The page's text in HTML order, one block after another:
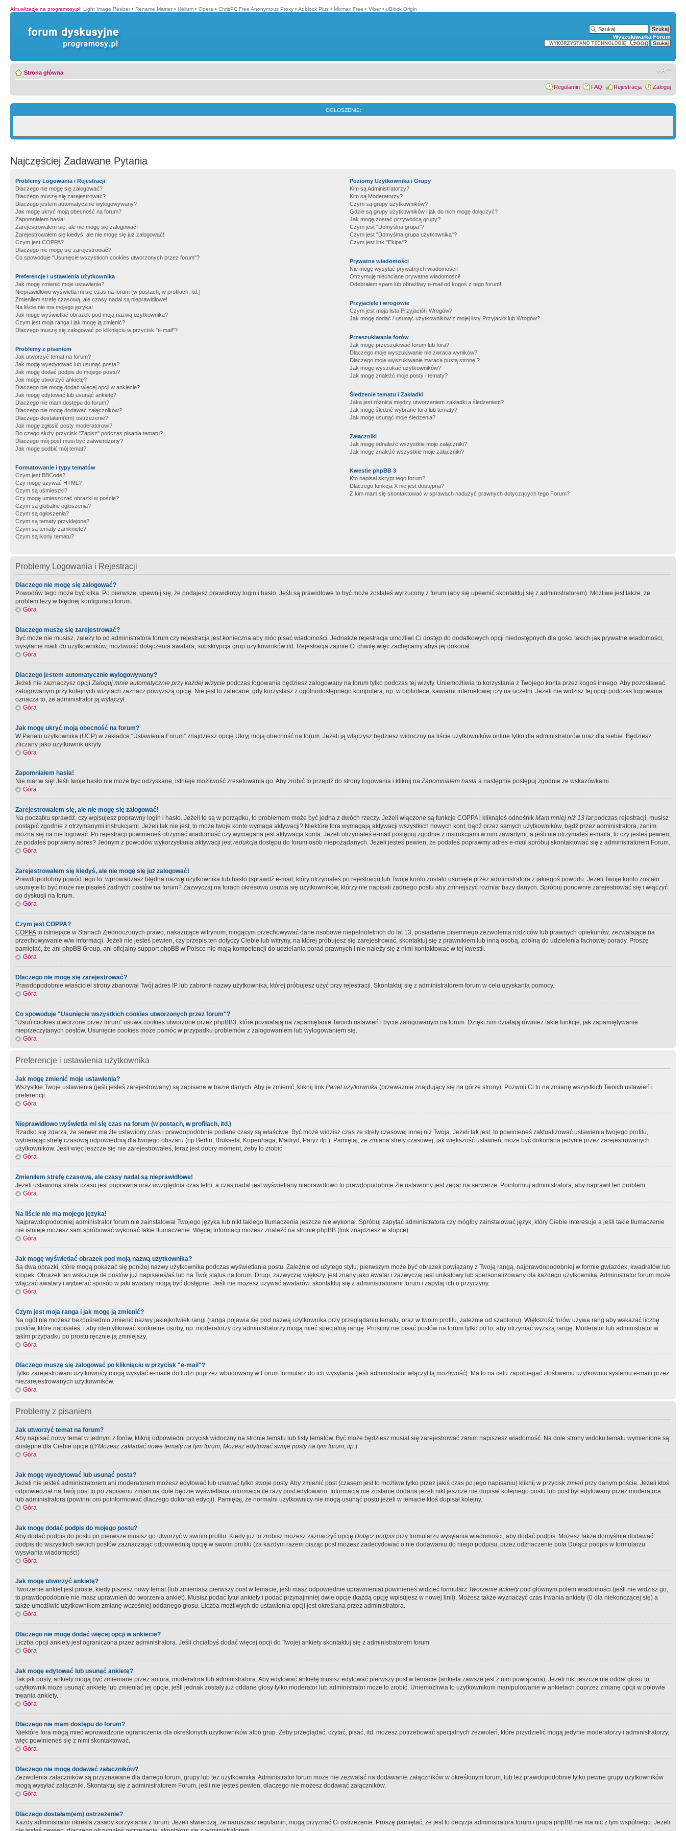
Aktualizacje na programosy.pl: Light Image Resizer • Rename Master • Helium • Opera • ChrisPC Free Anonymous Proxy • Adblock Plus • Mixmax Free • Viber • uBlock Origin
Wyszukiwarka Forum
Strona główna
Regulamin FAQ Rejestracja Zaloguj
OGŁOSZENIE:
Najczęściej Zadawane Pytania
Problemy Logowania i Rejestracji
Dlaczego nie mogę się zalogować?
Dlaczego muszę się zarejestrować?
Dlaczego jestem automatycznie wylogowywany?
Jak mogę ukryć moją obecność na forum?
Zapomniałem hasła!
Zarejestrowałem się, ale nie mogę się zalogować!
Zarejestrowałem się kiedyś, ale nie mogę się już zalogować!
Czym jest COPPA?
Dlaczego nie mogę się zarejestrować?
Co spowoduje "Usunięcie wszystkich cookies utworzonych przez forum"?
Preferencje i ustawienia użytkownika
Jak mogę zmienić moje ustawienia?
Nieprawidłowo wyświetla mi się czas na forum (w postach, w profilach, itd.)
Zmieniłem strefę czasową, ale czasy nadal są nieprawidłowe!
Na liście nie ma mojego języka!
Jak mogę wyświetlać obrazek pod moją nazwą użytkownika?
Czym jest moja ranga i jak mogę ją zmienić?
Dlaczego muszę się zalogować po kliknięciu w przycisk "e-mail"?
Problemy z pisaniem
Jak utworzyć temat na forum?
Jak mogę wyedytować lub usunąć posta?
Jak mogę dodać podpis do mojego postu?
Jak mogę utworzyć ankietę?
Dlaczego nie mogę dodać więcej opcji w ankiecie?
Jak mogę edytować lub usunąć ankietę?
Dlaczego nie mam dostępu do forum?
Dlaczego nie mogę dodawać załączników?
Dlaczego dostałam(em) ostrzeżenie?
Jak mogę zgłosić posty moderatorowi?
Do czego służy przycisk "Zapisz" podczas pisania tematu?
Dlaczego mój post musi być zatwierdzony?
Jak mogę podbić mój temat?
Formatowanie i typy tematów
Czym jest BBCode?
Czy mogę używać HTML?
Czym są uśmieszki?
Czy mogę umieszczać obrazki w poście?
Czym są globalne ogłoszenia?
Czym są ogłoszenia?
Czym są tematy przyklejone?
Czym są tematy zamknięte?
Czym są ikony tematu?
Poziomy Użytkownika i Grupy
Kim są Administratorzy?
Kim są Moderatorzy?
Czym są grupy użytkowników?
Gdzie są grupy użytkowników i jak do nich mogę dołączyć?
Jak mogę zostać przywódcą grupy?
Czym jest "Domyślna grupa"?
Czym jest "Domyślna grupa użytkownika"?
Czym jest link "Ekipa"?
Prywatne wiadomości
Nie mogę wysyłać prywatnych wiadomości!
Otrzymuję niechciane prywatne wiadomości!
Odebrałem spam lub obraźliwy e-mail od kogoś z tego forum!
Przyjaciele i wrogowie
Czym jest moja lista Przyjaciół i Wrogów?
Jak mogę dodać / usunąć użytkowników z mojej listy Przyjaciół lub Wrogów?
Przeszukiwanie forów
Jak mogę przeszukiwać forum lub fora?
Dlaczego moje wyszukiwanie nie zwraca wyników?
Dlaczego moje wyszukiwanie zwraca pustą stronę!?
Jak mogę wyszukać użytkowników?
Jak mogę znaleźć moje posty i tematy?
Śledzenie tematu i Zakładki
Jaka jest różnica między utworzeniem zakładki a śledzeniem?
Jak mogę śledzić wybrane fora lub tematy?
Jak mogę usunąć moje śledzenia?
Załączniki
Jak mogę odnaleźć wszystkie moje załączniki?
Jak mogę znaleźć wszystkie moje załączniki?
Kwestie phpBB 3
Kto napisał skrypt tego forum?
Dlaczego funkcja X nie jest dostępna?
Z kim mam się skontaktować w sprawach nadużyć prawnych dotyczących tego Forum?
Problemy Logowania i Rejestracji
Dlaczego nie mogę się zalogować?
Powodów tego może być kilka. Po pierwsze, upewnij się, że podajesz prawidłowy login i hasło. Jeśli są prawidłowe to być może zostałeś wyrzucony z forum (aby się upewnić skontaktuj się z administratorem). Możliwe jest także, że
problem leży w błędnej konfiguracji forum.
Góra
Dlaczego muszę się zarejestrować?
Być może nie musisz, zależy to od administratora forum czy rejestracja jest konieczna aby móc pisać wiadomości. Jednakże rejestracja umożliwi Ci dostęp do dodatkowych opcji niedostępnych dla gości takich jak prywatne wiadomości,
wysyłanie maili do użytkowników, możliwość dołączenia awatara, subskrypcja grup użytkowników itd. Rejestracja zajmie Ci chwilę więc zachęcamy abyś jej dokonał.
Góra
Dlaczego jestem automatycznie wylogowywany?
Jeżeli nie zaznaczysz opcjiZaloguj mnie automatycznie przy każdej wizycie podczas logowania będziesz zalogowany na forum tylko podczas tej wizyty. Uniemożliwia to korzystania z Twojego konta przez kogoś innego. Aby pozostawać
zalogowanym przy kolejnych wizytach zaznacz powyższą opcję. Nie jest to zalecane, gdy korzystasz z ogólnodostępnego komputera, np. w bibliotece, kawiarni internetowej czy na uczelni. Jeżeli nie widzisz tej opcji podczas logowania
oznacza to, że administrator ją wyłączył.
Góra
Jak mogę ukryć moją obecność na forum?
W Panelu użytkownika (UCP) w zakładce “Ustawienia Forum” znajdziesz opcję Ukryj moją obecność na forum. Jeżeli ją włączysz będziesz widoczny na liście użytkowników online tylko dla administratorów oraz dla siebie. Będziesz
zliczany jako użytkownik ukryty.
Góra
Zapomniałem hasła!
Nie martw się! Jeśli twoje hasło nie może byc odzyskane, istnieje możliwość zresetowania go. Aby zrobić to przejdź do strony logowania i kliknij naZapomniałem hasła a następnie postępuj zgodnie ze wskazówkami.
Góra
Zarejestrowałem się, ale nie mogę się zalogować!
Na początku sprawdź, czy wpisujesz poprawny login i hasło. Jeżeli te są w porządku, to problemem może być jedna z dwóch rzeczy. Jeżeli włączone są funkcje COPPA i kliknąłeś odnośnik Mam mniej niż 13 latpodczas rejestracji, musisz
postąpić zgodnie z otrzymanymi instrukcjami. Jeżeli tak nie jest, to może twoje konto wymaga aktywacji? Niektóre fora wymagają aktywacji wszystkich nowych kont, bądź przez samych użytkowników, bądź przez administratora, zanim
można się na nie logować. Po rejestracji powinieneś otrzymać wiadomość czy wymagana jest aktywacja konta. Jeżeli otrzymałeś e-mail postępuj zgodnie z instrukcjami w nim zawartymi, a jeśli nie otrzymałeś e-maila, to czy jesteś pewien,
że podałeś poprawny adres? Jednym z powodów wykorzystania aktywacji jestredukcja dostępu do forum osób niepożądanych. Jeżeli jesteś pewien, że podałeś poprawmy adres e-mail spróbuj skontaktować się z administratorem Forum.
Góra
Zarejestrowałem się kiedyś, ale nie mogę się już zalogować!
Prawdopodobny powód tego to: wprowadzasz błędna nazwę użytkownika lub hasło (sprawdź e-mail, który otrzymałeś po rejestracji) lub Twoje konto zostało usunięte przez administratora z jakiegoś powodu. Jeżeli Twoje konto zostało
usunięte to być może nie pisałeś żadnych postów na forum? Zazwyczaj na forach okresowo usuwa się użytkowników, którzy nie napisali żadnego postu aby zmniejszyć rozmiar bazy danych. Spróbuj ponownie zarejestrować się i włączyć
do dyskusji na forum.
Góra
Czym jest COPPA?
COPPAto istniejące w Stanach Zjednoczonych prawo, nakazujące witrynom, mogącym przechowywać dane osobowe niepełnoletnich do lat 13, posiadanie pisemnego zezwolenia rodziców lub prawnych opiekunów, zezwalające na
przechowywanie w/w informacji. Jeżeli nie jesteś pewien, czy przepis ten dotyczy Ciebie lub witryny, na której próbujesz się zarejestrować, skontaktuj się z prawnikiem lub inną osobą, zdolną do udzielenia fachowej porady. Proszę
pamiętać, że ani phpBB Group, ani oficjalny support phpBB w Polsce nie mają kompetencji do udzielania porad prawnych i nie należy się z nimi kontaktować w tej kwestii.
Góra
Dlaczego nie mogę się zarejestrować?
Prawdopodobnie właściciel strony zbanował Twój adres IP lub zabronił nazwy użytkownika, której próbujesz użyć przy rejestracji. Skontaktuj się z administratorem forum w celu uzyskania pomocy.
Góra
Co spowoduje "Usunięcie wszystkich cookies utworzonych przez forum"?
“Usuń cookies utworzone przez forum” usuwa cookies utworzone przez phpBB3, które pozwalają na zapamiętanie Twoich ustawień i bycie zalogowanym na forum. Dzięki nim działają również takie funkcje, jak zapamiętywanie
nieprzeczytanych postów. Usunięcie cookies może pomóc w przypadku problemów z zalogowaniem lub wylogowaniem się.
Góra
Preferencje i ustawienia użytkownika
Jak mogę zmienić moje ustawienia?
Wszystkie Twoje ustawienia (jeśli jesteś zarejestrowany) są zapisane w bazie danych. Aby je zmienić, kliknij link Panel użytkownika (przeważnie znajdujący się na górze strony). Pozwoli Ci to na zmianę wszystkich Twoich ustawień i
preferencji.
Góra
Nieprawidłowo wyświetla mi się czas na forum (w postach, w profilach, itd.)
Rzadko się zdarza, że serwer ma źle ustawiony czas i prawdopodobnie podane czasy są właściwe. Być może widzisz czas ze strefy czasowej innej niż Twoja. Jeżeli tak jest, to powinieneś zaktualizować ustawienia twojego profilu,
wybierając strefę czasową odpowiednią dla twojego obszaru (np Berlin, Bruksela, Kopenhaga, Madryd, Paryż itp.). Pamiętaj, że zmiana strefy czasowej, jak większość ustawień, może być dokonana jedynie przez zarejestrowanych
użytkowników. Jeśli więc jeszcze się nie zarejestrowałeś, teraz jest dobry moment, żeby to zrobić.
Góra
Zmieniłem strefę czasową, ale czasy nadal są nieprawidłowe!
Jeżeli ustawiona strefa czasu jest poprawna oraz uwzględnia czas letni, a czas nadal jest wyświetlany nieprawdłowo to prawdopodobnie źle ustawiony jest zegar na serwerze. Poinformuj administratora, aby naprawił ten problem.
Góra
Na liście nie ma mojego języka!
Najprawdopodobniej administrator forum nie zainstalował Twojego języka lub nikt takiego tłumaczenia jeszcze nie wykonał. Spróbuj zapytać administratora czy mógłby zainstalować język, który Ciebie interesuje a jeśli takie tłumaczenie
nie istnieje możesz sam spróbować wykonać takie tłumaczenie. Więcej informacji możesz znaleźć na stronie phpBB (link znajdziesz w stopce).
Góra
Jak mogę wyświetlać obrazek pod moją nazwą użytkownika?
Są dwa obrazki, które mogą pokazać się poniżej nazwy użytkownika podczas wyświetlania postu. Zależnie od użytego stylu, pierwszym może być obrazek powiązany z Twoją rangą, najprawdopodobniej w formie gwiazdek, kwadratów lub
kropek. Obrazek ten wskazuje ile postów już napisałeś/aś lub na Twój status na forum. Drugi, zazwyczaj większy, jest znany jako awatar i zazwyczaj jest unikatowy lub spersonalizowany dla każdego użytkownika. Administrator forum może
włączać awatary i wybierać sposób w jaki awatary mogą być dostępne. Jeśli nie możesz używać awatarów, skontaktuj się z administratorami forum i zapytaj ich o przyczyny.
Góra
Czym jest moja ranga i jak mogę ją zmienić?
Na ogół nie możesz bezpośrednio zmienić nazwy jakiejkolwiek rangi (ranga pojawia się pod nazwą użytkownika przy przeglądaniu tematu, oraz w twoim profilu, zależnie od szablonu). Większość forów używa rang aby wskazać liczbę
postów, które napisałeś, i aby identyfikować konkretne osoby, np. moderatorzy czy administratorzy mogą mieć specjalną rangę. Prosimy nie pisać postów na forum tylko po to, aby otrzymać wyższą rangę. Moderator lub administrator w
takim przypadku po prostu ręcznie ją zmniejszy.
Góra
Dlaczego muszę się zalogować po kliknięciu w przycisk "e-mail"?
Tylko zarejestrowani użytkownicy mogą wysyłać e-maile do ludzi poprzez wbudowany w Forum formularz do ich wysyłania (jeśli administrator włączył tą możliwość). Ma to na celu zapobiegać złośliwemu użytkowniu systemu e-maili przez
niezarejestrowanych użytkowników.
Góra
Problemy z pisaniem
Jak utworzyć temat na forum?
Aby napisać nowy temat w jednym z forów, kliknij odpowiedni przycisk widoczny na stronie tematu lub listy tematów. Być może będziesz musiał się zarejestrować zanim napiszesz wiadomość. Na dole strony widoku tematu wymienione są
dostępne dla Ciebie opcje ((YMożesz zakładać nowe tematy na tym forum, Możesz edytować swoje posty na tym forum, itp.).
Góra
Jak mogę wyedytować lub usunąć posta?
Jeżeli nie jesteś administratorem ani moderatorem możesz edytować lub usuwać tylko swoje posty. Aby zmienić post (czasem jest to możliwe tylko przez jakiś czas po jego napisaniu) kliknij w przycisk zmień przy danym poście. Jeżeli ktoś
odpowiedział na Twój post to po zapisaniu zmian na dole będzie wyświetlana informacja ile razy post edytowano. Informacja nie zostanie dodana jeżeli nikt jeszcze nie dopisał kolejnego postu lub post był edytowany przez moderatora
lub administratora (powinni oni poinformować dlaczego dokonali edycji). Pamiętaj, że normalni użytkownicy nie mogą usunąć postu jeżeli w temacie ktoś dopisał kolejny.
Góra
Jak mogę dodać podpis do mojego postu?
Aby dodać podpis do postu po pierwsze musisz go utworzyć w swoim profilu. Kiedy już to zrobisz możesz zaznaczyć opcję Dołącz podpis przy formularzu wysyłania wiadomości, aby dodać podpis. Możesz także domyślnie dodawać
podpis do wszystkich swoich postów zaznaczając odpowiednią opcję w swoim profilu (za każdym razem pisząc post możesz zadecydować o nie dodawaniu do niego podpisu, przez odznaczenie pola Dołącz podpis w formularzu
wysyłania wiadomości)
Góra
Jak mogę utworzyć ankietę?
Tworzenie ankiet jest proste, kiedy piszesz nowy temat (lub zmieniasz pierwszy post w temacie, jeśli masz odpowiednie uprawnienia) powinieneś widzieć formularz Tworzenie ankietypod głównym polem wiadomości (jeśli nie widzisz go,
to prawdopodobnie nie masz uprawnień do tworzenia ankiet). Musisz podać tytuł ankiety i podać przynajmniej dwie opcje (każdą opcję wpisujesz w nowej linii). Możesz także wyznaczyć czas trwania ankiety (0 dla niekończącej się) a
także umożliwić użytkownikom zmianę wcześniej oddanego głosu. Liczba możliwych do ustawienia opcji jest określana przez administratora.
Góra
Dlaczego nie mogę dodać więcej opcji w ankiecie?
Liczba opcji ankiety jest ograniczona przez administratora. Jeśli chciałbyś dodać więcej opcji do Twojej ankiety skontaktuj się z administratorem forum.
Góra
Jak mogę edytować lub usunąć ankietę?
Tak jak posty, ankiety mogą być zmieniane przez autora, moderatora lub administratora. Aby edytować ankietę musisz edytować pierwszy post w temacie (ankieta zawsze jest z nim powiązana). Jeżeli nikt jeszcze nie oddał głosu to
użytkownik może usunąć ankietę lub zmieniać jej opcje, jeśli jednak zostały już oddane głosy tylko moderator lub administrator może to zrobić. Uniemożliwia to użytkownikom manipulowanie w ankietach poprzez zmianę opcji w połowie
trwania ankiety.
Góra
Dlaczego nie mam dostępu do forum?
Niektóre fora mogą mieć wprowadzone ograniczenia dla określonych użytkowników albo grup. Żeby przeglądać, czytać, pisać, itd. możesz potrzebować specjalnych zezwoleń, które przydzielić mogą jedynie moderatorzy i administratorzy,
więc powinieneś się z nimi skontaktować.
Góra
Dlaczego nie mogę dodawać załączników?
Zezwolenia załączników są przyznawane dla danego forum, grupy lub też użytkownika. Administrator forum może nie zezwalać na dodawanie załączników w określonym forum, lub też prawdopodobnie tylko pewne grupy użytkowników
mogą wysyłać załączniki. Skontaktuj się z administratorem Forum, jeśli nie jesteś pewien, dlaczego nie możesz dodawać załączników.
Góra
Dlaczego dostałam(em) ostrzeżenie?
Każdy administrator określa zasady korzystania z forum. Jeżeli stwierdzą, że naruszasz regulamin, mogą przyznać Ci ostrzeżenie. Proszę pamiętać, że jest to decyzja administratora forum i grupa phpBB nie ma nic z tym wspólnego. Jeżeli